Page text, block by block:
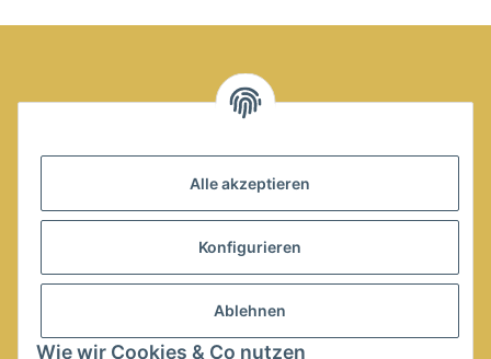
Alle akzeptieren
Konfigurieren
Ablehnen
Wie wir Cookies & Co nutzen
AC Bavaria Goldbach
63773 Goldbach